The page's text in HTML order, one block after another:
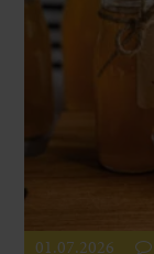
01.07.2026